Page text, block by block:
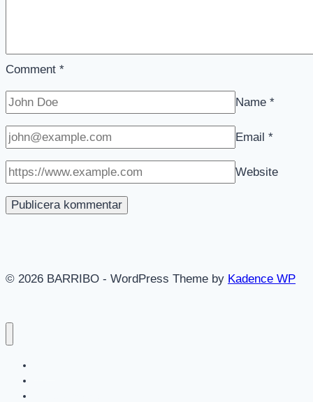
Comment *
Name *
Email *
Website
© 2026 BARRIBO - WordPress Theme by Kadence WP